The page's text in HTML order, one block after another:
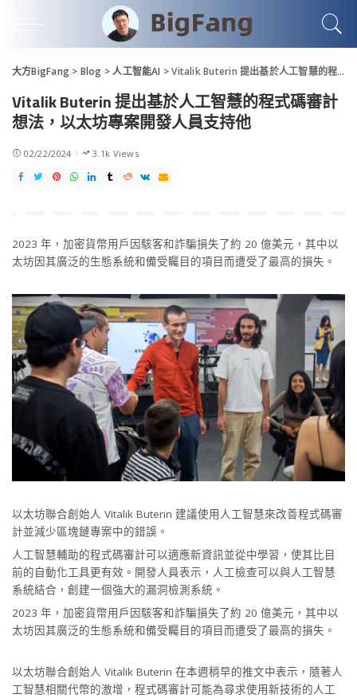
大方BigFang > Blog >人工智能AI >Vitalik Buterin 提出基於人工智慧的程式碼審計想法，以太坊專案開發人員支持他
Vitalik Buterin 提出基於人工智慧的程式碼審計
想法，以太坊專案開發人員支持他
02/22/2024 3.1k Views
2023 年，加密貨幣用戶因駭客和詐騙損失了約 20 億美元，其中以
太坊因其廣泛的生態系統和備受矚目的項目而遭受了最高的損失。
以太坊聯合創始人 Vitalik Buterin 建議使用人工智慧來改善程式碼審
計並減少區塊鏈專案中的錯誤。
人工智慧輔助的程式碼審計可以適應新資訊並從中學習，使其比目
前的自動化工具更有效。開發人員表示，人工檢查可以與人工智慧
系統結合，創建一個強大的漏洞檢測系統。
2023 年，加密貨幣用戶因駭客和詐騙損失了約 20 億美元，其中以
太坊因其廣泛的生態系統和備受矚目的項目而遭受了最高的損失。
以太坊聯合創始人 Vitalik Buterin 在本週稍早的推文中表示，隨著人
工智慧相關代幣的激增，程式碼審計可能為尋求使用新技術的人工